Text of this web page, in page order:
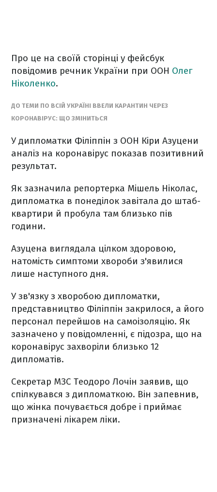
Про це на своїй сторінці у фейсбук
повідомив речник України при ООН Олег
Ніколенко.
ДО ТЕМИ ПО ВСІЙ УКРАЇНІ ВВЕЛИ КАРАНТИН ЧЕРЕЗ
КОРОНАВІРУС: ЩО ЗМІНИТЬСЯ
У дипломатки Філіппін з ООН Кіри Азуцени
аналіз на коронавірус показав позитивний
результат.
Як зазначила репортерка Мішель Ніколас,
дипломатка в понеділок завітала до штаб-
квартири й пробула там близько пів
години.
Азуцена виглядала цілком здоровою,
натомість симптоми хвороби з'явилися
лише наступного дня.
У зв'язку з хворобою дипломатки,
представництво Філіппін закрилося, а його
персонал перейшов на самоізоляцію. Як
зазначено у повідомленні, є підозра, що на
коронавірус захворіли близько 12
дипломатів.
Секретар МЗС Теодоро Лочін заявив, що
спілкувався з дипломаткою. Він запевнив,
що жінка почувається добре і приймає
призначені лікарем ліки.